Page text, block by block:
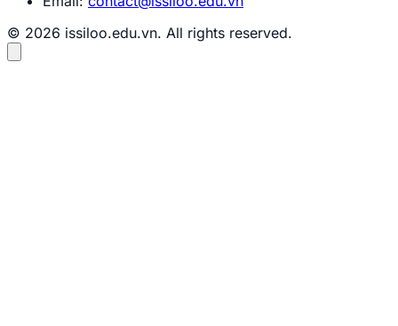
© 2026 issiloo.edu.vn. All rights reserved.